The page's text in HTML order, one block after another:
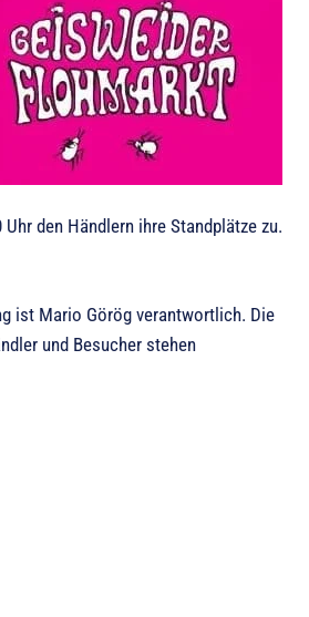
den Händlern ihre Standplätze zu.
ist Mario Görög verantwortlich. Die
und Besucher stehen